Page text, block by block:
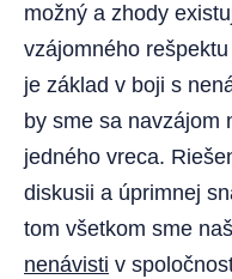
možný a zhody
vzájomného
je základ v boji s
by sme sa
jedného vreca.
diskusii a úprimnej
tom všetkom sme
nenávisti v